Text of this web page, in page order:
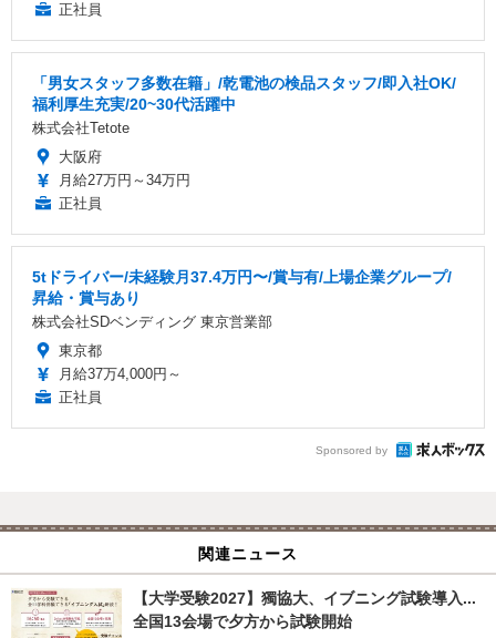
正社員
「男女スタッフ多数在籍」/乾電池の検品スタッフ/即入社OK/
福利厚生充実/20~30代活躍中
株式会社Tetote
大阪府
月給27万円～34万円
正社員
5tドライバー/未経験月37.4万円〜/賞与有/上場企業グループ/
昇給・賞与あり
株式会社SDベンディング 東京営業部
東京都
月給37万4,000円～
正社員
Sponsored by
関連ニュース
【大学受験2027】獨協大、イブニング試験導入...
全国13会場で夕方から試験開始